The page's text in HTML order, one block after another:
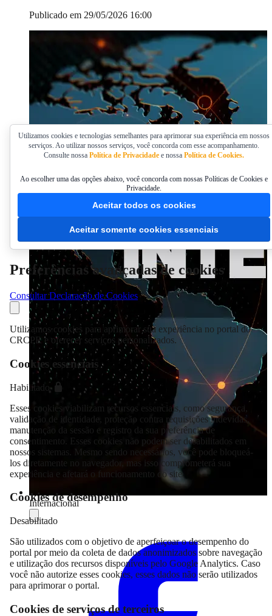
Publicado em 29/05/2026 16:00
Internacional
Compartilhar
Utilizamos cookies e tecnologias semelhantes para aprimorar sua experiência em nossos
serviços. Ao utilizar nossos serviços, você concorda com esse acompanhamento.
Consulte nossa Política de Privacidade e nossa Política de Cookies.
Ao escolher uma das opções abaixo, você concorda com nossas Políticas de Cookies e
Privacidade.
Aceitar todos os cookies
Aceitar somente cookies essenciais
Preferências avançadas de cookies
Consultar Declaração de Cookies
Utilizamos cookies para aprimorar sua experiência no portal do
CRCPR e oferecer serviços personalizados.
Cookies essenciais
Habilitado
Esses cookies viabilizam recursos essenciais, como segurança,
validação de identidade, proteção contra requisições indevidas,
manutenção da sessão e registro da sua preferência de
consentimento. Esses cookies não podem ser desabilitados em
nossos sistemas. Mesmo sendo necessários, você pode bloqueá-
los diretamente no navegador, mas isso comprometerá sua
experiência e afetará o funcionamento do site.
Cookies de desempenho
Desabilitado
São utilizados com o objetivo de aperfeiçoar o desempenho do
portal por meio da coleta de dados anonimizados sobre navegação
e utilização dos recursos disponíveis pelo Google Analytics. Caso
você não autorize esses cookies, esses dados não serão utilizados
para aprimorar o portal.
Cookies de serviços de terceiros